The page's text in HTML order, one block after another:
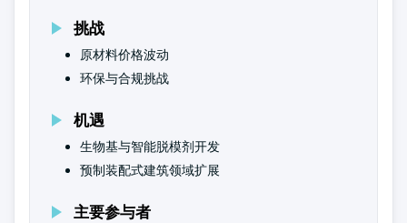
挑战
原材料价格波动
环保与合规挑战
机遇
生物基与智能脱模剂开发
预制装配式建筑领域扩展
主要参与者